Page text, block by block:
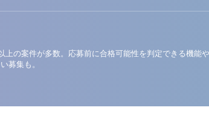
の案件が多数。応募前に合格可能性を判定できる機能
募集も。